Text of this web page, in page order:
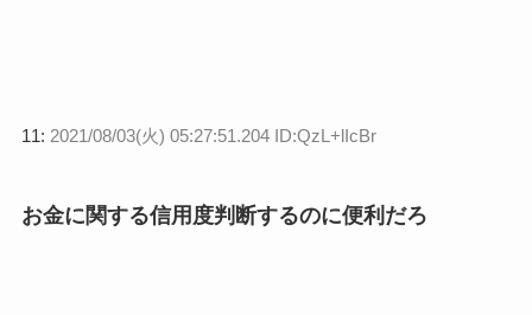
11: 2021/08/03(火) 05:27:51.204 ID:QzL+lIcBr
お金に関する信用度判断するのに便利だろ